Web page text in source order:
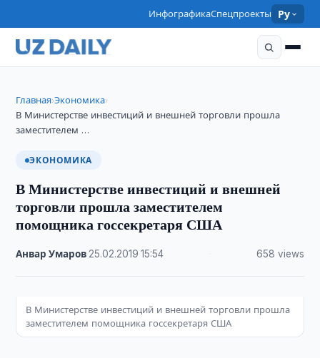
ИнфографикаСпецпроекты Ру
Главная›Экономика›
В Министерстве инвестиций и внешней торговли прошла
заместителем …
ЭКОНОМИКА
В Министерстве инвестиций и внешней
торговли прошла заместителем
помощника госсекретаря США
Анвар Умаров 25.02.2019 ·15:54 658 views
В Министерстве инвестиций и внешней торговли прошла
заместителем помощника госсекретаря США